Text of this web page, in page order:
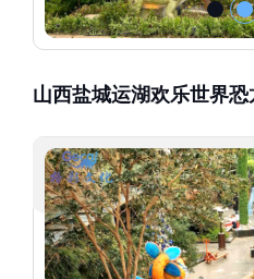
山西盐城运湖欢乐世界恐